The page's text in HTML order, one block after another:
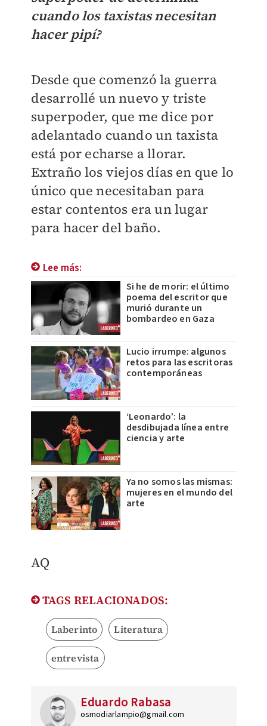
cuando los taxistas necesitan
hacer pipí?
Desde que comenzó la guerra
desarrollé un nuevo y triste
superpoder, que me dice por
adelantado cuando un taxista
está por echarse a llorar.
Extraño los viejos días en que lo
único que necesitaban para
estar contentos era un lugar
para hacer del baño.
Lee más:
Si he de morir: el último
poema del escritor que
murió durante un
bombardeo en Gaza
Lucio irrumpe: algunos
retos para las escritoras
contemporáneas
‘Leonardo’: la
desdibujada línea entre
ciencia y arte
Ya no somos las mismas:
mujeres en el mundo del
arte
AQ
TAGS RELACIONADOS:
Laberinto Literatura
entrevista
Eduardo Rabasa
osmodiarlampio@gmail.com